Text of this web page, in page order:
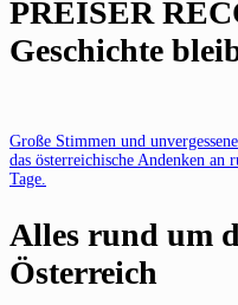
PREISER
Geschichte
Große Stimmen und
das österreichische Andenken an
Tage.
Alles rund um
Österreich